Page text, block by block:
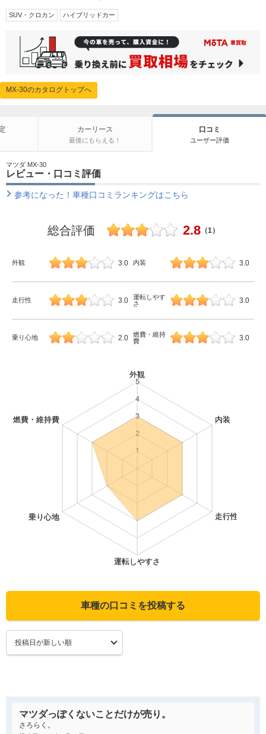
SUV・クロカン ハイブリッドカー
MX-30のカタログトップへ
カーリース
最後にもらえる！
口コミ
ユーザー評価
マツダ MX-30
レビュー・口コミ評価
参考になった！車種口コミランキングはこちら
総合評価 2.8（1）
外観 3.0 内装 3.0
走行性 3.0
運転しやす
さ
3.0
乗り心地 2.0
燃費・維持
費
3.0
車種の口コミを投稿する
マツダっぽくないことだけが売り。
さろらく。